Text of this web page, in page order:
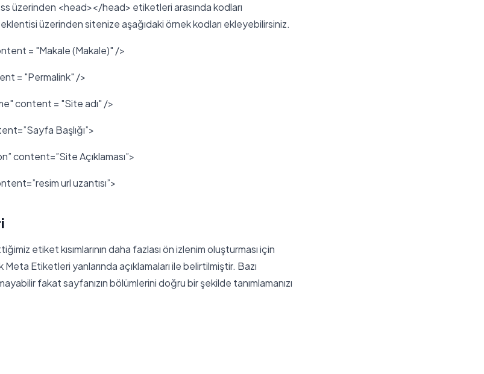
üzerinden <head></head> etiketleri arasında kodları
üzerinden sitenize aşağıdaki örnek kodları ekleyebilirsiniz.
= "Makale (Makale)" />
= "Permalink" />
content = "Site adı" />
Başlığı”>
content=”Site Açıklaması”>
url uzantısı”>
etiket kısımlarının daha fazlası ön izlenim oluşturması için
Meta Etiketleri yanlarında açıklamaları ile belirtilmiştir. Bazı
fakat sayfanızın bölümlerini doğru bir şekilde tanımlamanızı